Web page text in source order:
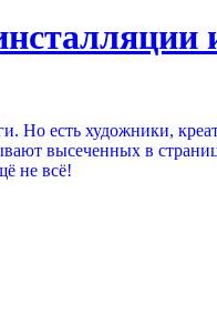
есть художники,
высеченных в
не всё!